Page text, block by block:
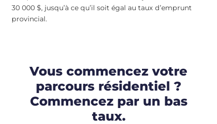
30 000 $, jusqu’à ce qu’il soit égal au taux d’emprunt
provincial.
Vous commencez votre
parcours résidentiel ?
Commencez par un bas
taux.